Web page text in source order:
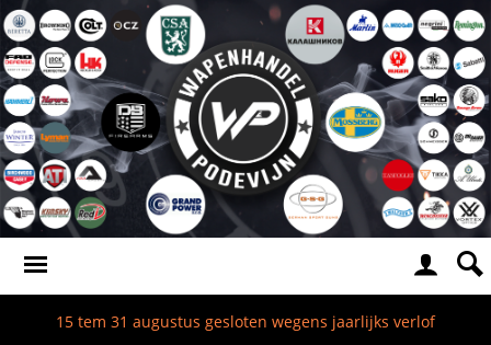
15 tem 31 augustus gesloten wegens jaarlijks verlof